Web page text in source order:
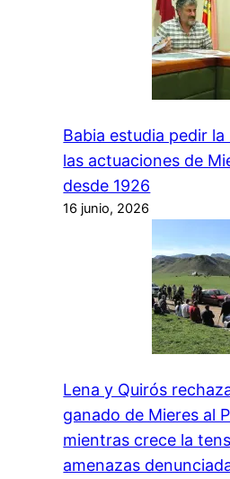
Babia estudia pedir
las actuaciones de
desde 1926
16 junio, 2026
Lena y Quirós
ganado de Mieres al
mientras crece la
amenazas